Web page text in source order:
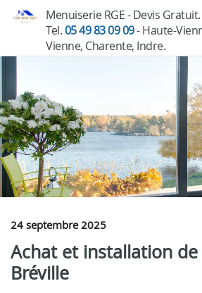
Menuiserie RGE - Devis Gratuit.
Tel.05 49 83 09 09- Haute-
Vienne, Charente, Indre.
24 septembre 2025
Achat et installation
Bréville